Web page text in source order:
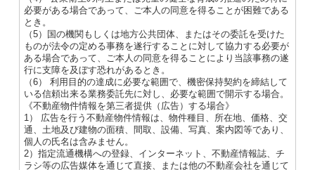
必要がある場合であって、ご本人の同意を得ることが困難である
とき。
（5）国の機関もしくは地方公共団体、またはその委託を受けた
ものが法令の定める事務を遂行することに対して協力する必要が
ある場合であって、ご本人の同意を得ることにより当該事務の遂
行に支障を及ぼす恐れがあるとき。
（6） 利用目的の達成に必要な範囲で、機密保持契約を締結して
いる信頼出来る業務委託先に対し、必要な範囲で開示する場合。
《不動産物件情報を第三者提供（広告）する場合》
1） 広告を行う不動産物件情報は、物件種目、所在地、価格、交
通、土地及び建物の面積、間取、設備、写真、案内図等であり、
個人の氏名は含みません。
2）指定流通機構への登録、インターネット、不動産情報誌、チ
ラシ等の広告媒体を通じて直接、または他の不動産会社を通じて